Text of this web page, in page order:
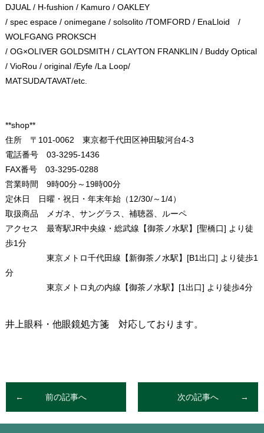
DJUAL / H-fushion / Kamuro/ OAKLEY
/ spec espace/ onimegane/ solsolito/TOMFORD / EnaLloid /
WOLFGANG PROKSCH
/ OG×OLIVER GOLDSMITH / CLAYTON FRANKLIN / Buddy Optical
/ VioRou / original/Eyfe/La Loop/
MATSUDA/TAVAT/etc.
**shop**
住所 〒101-0062 東京都千代田区神田駿河台4-3
電話番号 03-3295-1436
FAX番号 03-3295-0288
営業時間 9時00分～19時00分
定休日 日曜・祝日・年末年始（12/30/～1/4）
取扱商品 メガネ、サングラス、補聴器、ルーペ
アクセス 最寄駅JR中央線・総武線【御茶ノ水駅】[聖橋口] より徒
歩1分
東京メトロ千代田線【新御茶ノ水駅】[B1出口] より徒歩1
分
東京メトロ丸の内線【御茶ノ水駅】[1出口] より徒歩4分
井上眼科・他眼鏡処方箋 対応しております。
前の記事へ 次の記事へ